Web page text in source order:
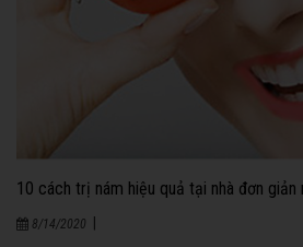
10 cách trị nám hiệu quả tại nhà đơn giản
8/14/2020